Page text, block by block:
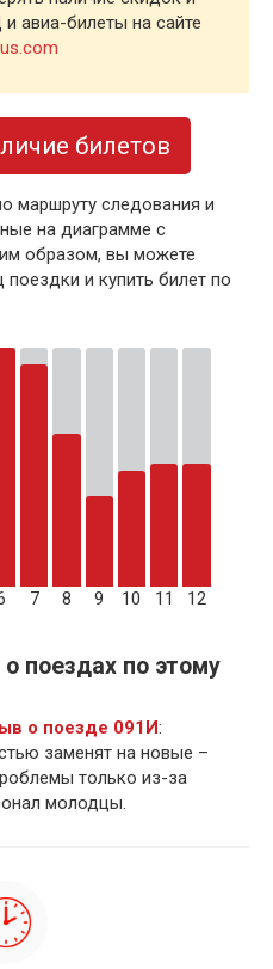
авиа-билеты на сайте
билетов
маршруту следования и
на диаграмме с
образом, вы можете
поездки и купить билет по
7 8 9 10 11 12
поездах по этому
о поезде 091И:
заменят на новые –
только из-за
молодцы.